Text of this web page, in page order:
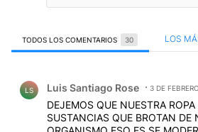
TODOS LOS COMENTARIOS 30 LOS
LS Luis Santiago Rose 3 DE
DEJEMOS QUE NUESTRA
SUSTANCIAS QUE BROTAN DE